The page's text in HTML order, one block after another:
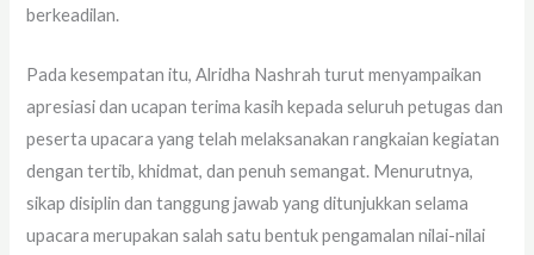
berkeadilan.
Pada kesempatan itu, Alridha Nashrah turut menyampaikan
apresiasi dan ucapan terima kasih kepada seluruh petugas dan
peserta upacara yang telah melaksanakan rangkaian kegiatan
dengan tertib, khidmat, dan penuh semangat. Menurutnya,
sikap disiplin dan tanggung jawab yang ditunjukkan selama
upacara merupakan salah satu bentuk pengamalan nilai-nilai